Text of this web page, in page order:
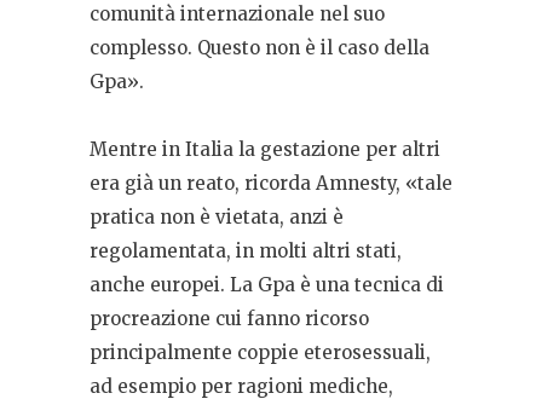
comunità internazionale nel suo
complesso. Questo non è il caso della
Gpa».
Mentre in Italia la gestazione per altri
era già un reato, ricorda Amnesty, «tale
pratica non è vietata, anzi è
regolamentata, in molti altri stati,
anche europei. La Gpa è una tecnica di
procreazione cui fanno ricorso
principalmente coppie eterosessuali,
ad esempio per ragioni mediche,